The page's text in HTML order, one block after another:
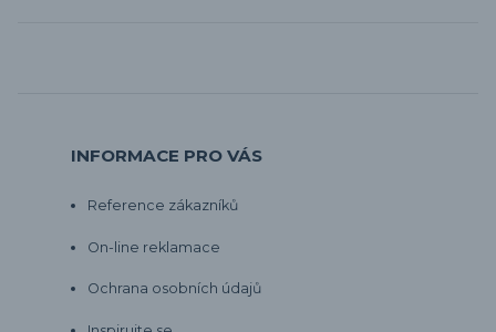
INFORMACE PRO VÁS
Reference zákazníků
On-line reklamace
Ochrana osobních údajů